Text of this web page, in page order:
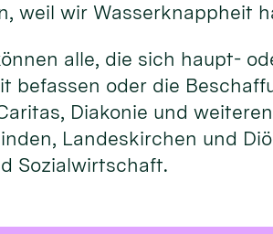
weil wir Wasserknappheit
alle, die sich haupt-
befassen oder die
Diakonie und
Landeskirchen und
Sozialwirtschaft.